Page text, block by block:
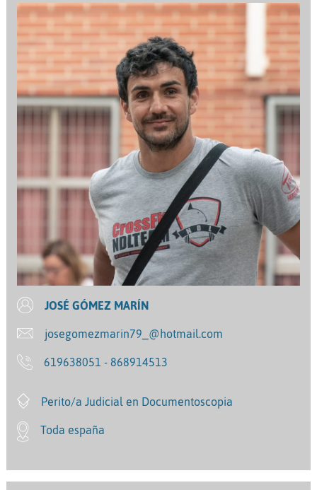
JOSÉ GÓMEZ MARÍN
josegomezmarin79_@hotmail.com
619638051 - 868914513
Perito/a Judicial en Documentoscopia
Toda españa